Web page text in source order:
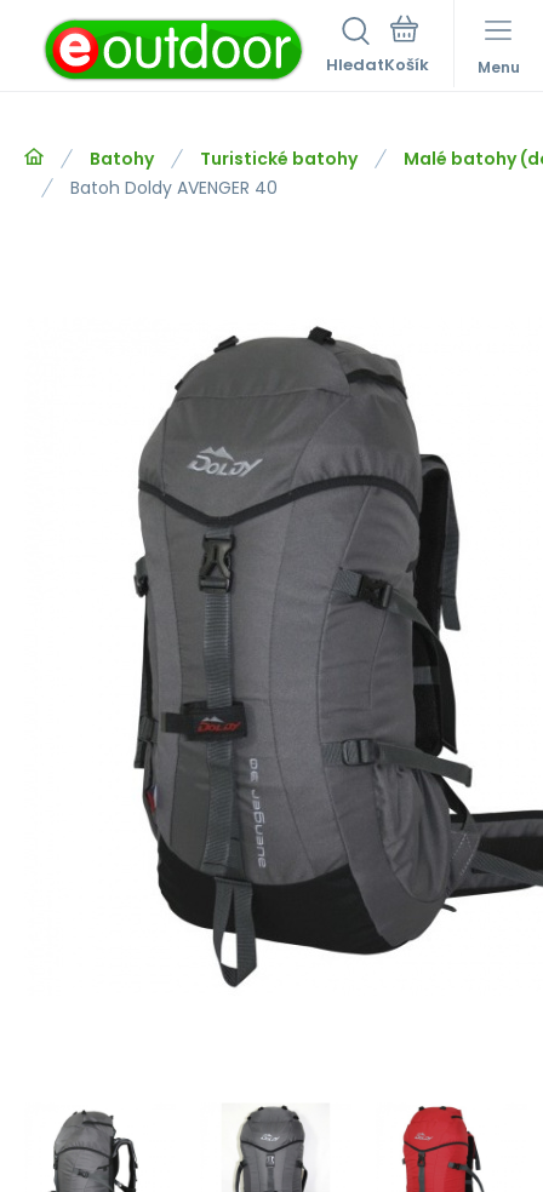
Hledat Menu
Batohy Turistické batohy
Malé batohy
Batoh Doldy AVENGER 40